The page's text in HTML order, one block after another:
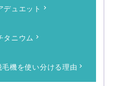
デュエット
タニウム
機を使い分ける理由